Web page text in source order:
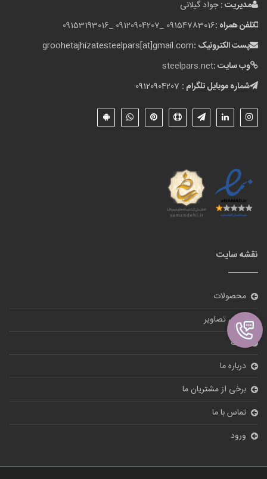
مدیریت :جواد گیلانی
تلفن همراه :09154783016 _
09120904207 _
09153193016
پست الکترونیک :groohetajhizatesteelpars[at]gmail.com
وب سایت :steelpars.net
شماره موبایل تلگرام :
نقشه سایت
محصولات
گالری تصاویر
بلاگ
درباره ما
برخی از مشتریان ما
تماس با ما
ورود